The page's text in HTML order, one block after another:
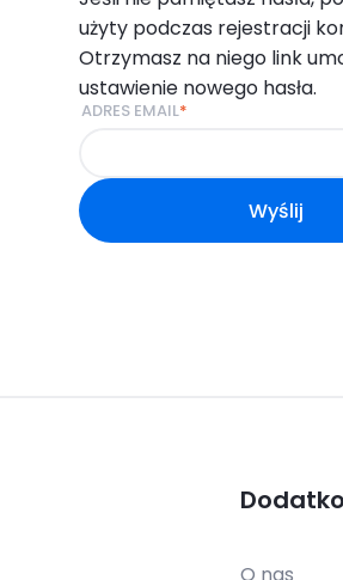
użyty podczas rejestracji
Otrzymasz na niego link
ustawienie nowego hasła.
ADRES EMAIL*
Wyślij